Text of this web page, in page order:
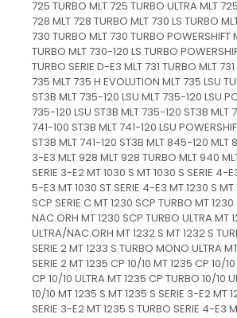
725 TURBO MLT 725 TURBO ULTRA MLT
728 MLT 728 TURBO MLT 730 LS TURBO
730 TURBO MLT 730 TURBO POWERSHIFT
TURBO MLT 730-120 LS TURBO
TURBO SERIE D-E3 MLT 731 TURBO MLT
735 MLT 735 H EVOLUTION MLT 735 LSU
ST3B MLT 735-120 LSU MLT 735-120 LSU
735-120 LSU ST3B MLT 735-120 ST3B MLT
741-100 ST3B MLT 741-120 LSU
ST3B MLT 741-120 ST3B MLT 845-120 MLT
3-E3 MLT 928 MLT 928 TURBO MLT 940
SERIE 3-E2 MT 1030 S MT 1030 S SERIE 4-
5-E3 MT 1030 ST SERIE 4-E3 MT 1230 S
SCP SERIE C MT 1230 SCP TURBO MT
NAC.ORH MT 1230 SCP TURBO ULTRA MT
ULTRA/NAC.ORH MT 1232 S MT 1232 S
SERIE 2 MT 1233 S TURBO MONO ULTRA
SERIE 2 MT 1235 CP 10/10 MT 1235 CP 10/
CP 10/10 ULTRA MT 1235 CP TURBO 10/10
10/10 MT 1235 S MT 1235 S SERIE 3-E2 MT
SERIE 3-E2 MT 1235 S TURBO SERIE 4-E3